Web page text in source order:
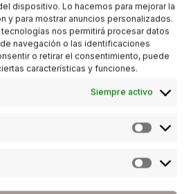
dispositivo. Lo hacemos para mejorar la
y para mostrar anuncios personalizados.
nos permitirá procesar datos
navegación o las identificaciones
o retirar el consentimiento, puede
características y funciones.
Siempre activo